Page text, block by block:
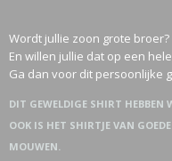
Wordt jullie zoon grote broer?
En willen jullie dat op een
Ga dan voor dit persoonlijke
DIT GEWELDIGE SHIRT HEBBEN
OOK IS HET SHIRTJE VAN
MOUWEN.